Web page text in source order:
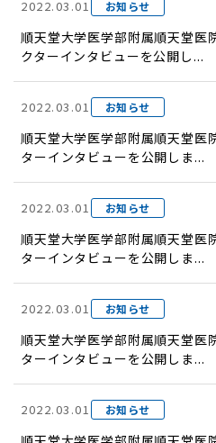
2022.03.01 お知らせ
順天堂大学医学部附属順天堂医
クターインタビューを公開し...
2022.03.01 お知らせ
順天堂大学医学部附属順天堂医
ターインタビューを公開しま...
2022.03.01 お知らせ
順天堂大学医学部附属順天堂医
ターインタビューを公開しま...
2022.03.01 お知らせ
順天堂大学医学部附属順天堂医
ターインタビューを公開しま...
2022.03.01 お知らせ